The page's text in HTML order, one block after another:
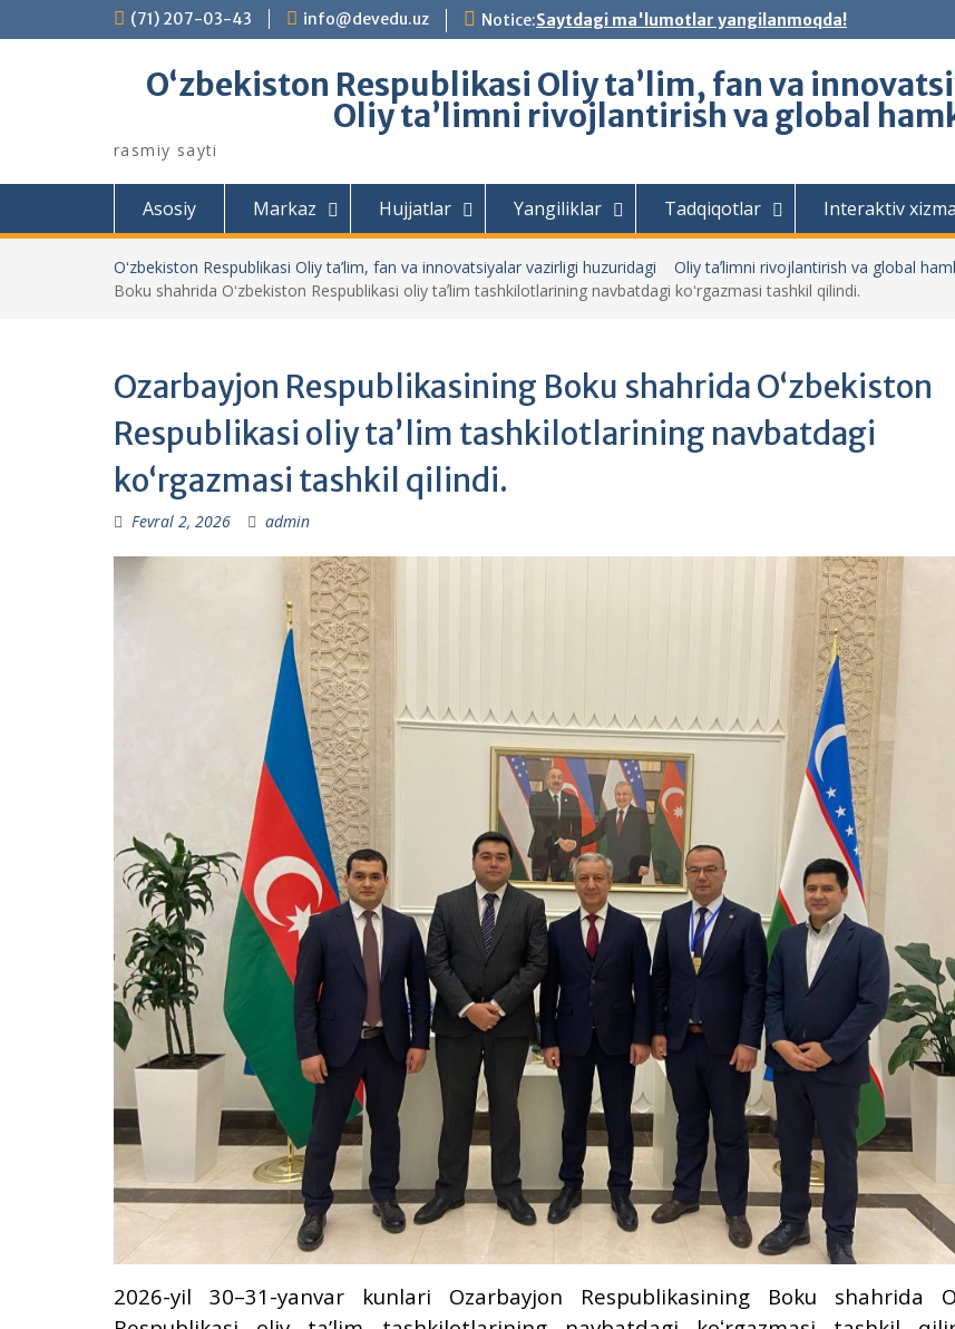
to
(71) 207-03-43 info@devedu.uz Notice:Saytdagi ma'lumotlar yangilanmoqda!
Oʻzbekiston Respublikasi Oliy ta’lim, fan va
Oliy taʼlimni rivojlantirish va global
rasmiy sayti
Asosiy Markaz Hujjatlar Yangiliklar Tadqiqotlar Interaktiv
Oʻzbekiston Respublikasi Oliy ta’lim, fan va innovatsiyalar vazirligi huzuridagi Oliy taʼlimni rivojlantirish va global
Boku shahrida Oʻzbekiston Respublikasi oliy taʼlim tashkilotlarining navbatdagi koʻrgazmasi tashkil qilindi.
Ozarbayjon Respublikasining Boku shahrida Oʻzbekiston
Respublikasi oliy taʼlim tashkilotlarining navbatdagi
koʻrgazmasi tashkil qilindi.
Fevral 2, 2026 admin
2026-yil 30–31-yanvar kunlari Ozarbayjon Respublikasining Boku shahrida